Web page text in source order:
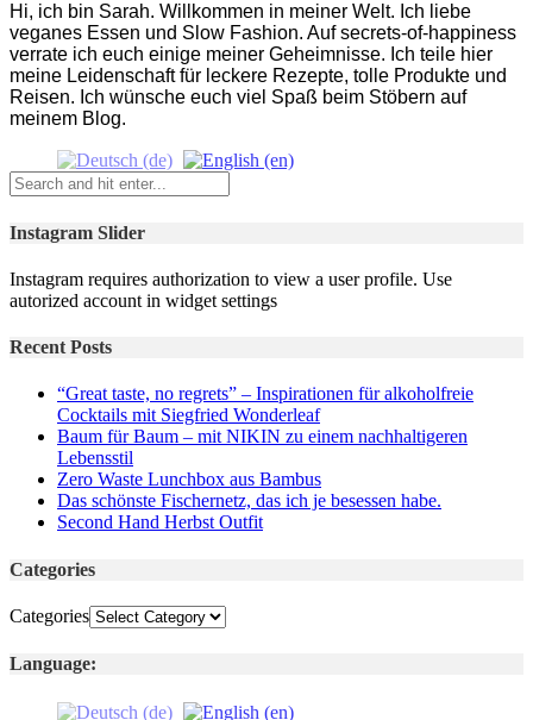
Hi, ich bin Sarah. Willkommen in meiner Welt. Ich liebe
veganes Essen und Slow Fashion. Auf secrets-of-happiness
verrate ich euch einige meiner Geheimnisse. Ich teile hier
meine Leidenschaft für leckere Rezepte, tolle Produkte und
Reisen. Ich wünsche euch viel Spaß beim Stöbern auf
meinem Blog.
Instagram Slider
Instagram requires authorization to view a user profile. Use
autorized account in widget settings
Recent Posts
“Great taste, no regrets” – Inspirationen für alkoholfreie
Cocktails mit Siegfried Wonderleaf
Baum für Baum – mit NIKIN zu einem nachhaltigeren
Lebensstil
Zero Waste Lunchbox aus Bambus
Das schönste Fischernetz, das ich je besessen habe.
Second Hand Herbst Outfit
Categories
Categories
Language: